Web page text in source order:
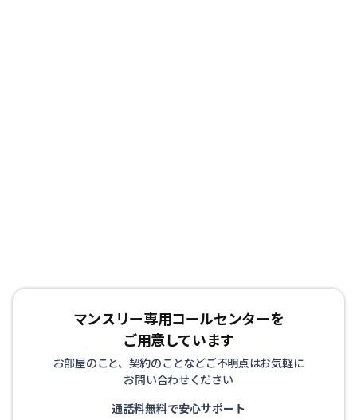
マンスリー専用コールセンターを
ご用意しています
お部屋のこと、契約のことなどご不明点はお気軽に
お問い合わせください
通話料無料で安心サポート